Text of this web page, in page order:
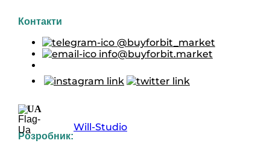
Контакти
@buyforbit_market
info@buyforbit.market
UA
UK
Розробник:
Will-Studio